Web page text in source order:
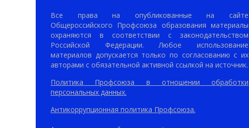
Все права на опубликованные на сайте
Общероссийского Профсоюза образования материалы
охраняются в соответствии с законодательством
Российской Федерации. Любое использование
материалов допускается только по согласованию с их
авторами с обязательной активной ссылкой на источник.
Политика Профсоюза в отношении обработки
персональных данных.
Антикоррупционная политика Профсоюза.